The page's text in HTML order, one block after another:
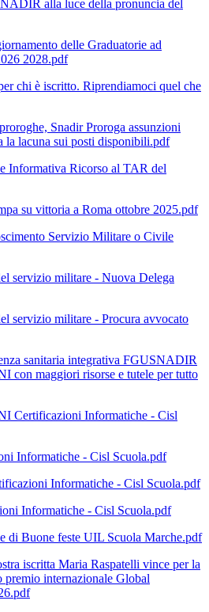
alla luce della pronuncia del
delle Graduatorie ad
2028.pdf
chi è iscritto. Riprendiamoci quel che
Snadir Proroga assunzioni
la lacuna sui posti disponibili.pdf
Informativa Ricorso al TAR del
su vittoria a Roma ottobre 2025.pdf
Servizio Militare o Civile
servizio militare - Nuova Delega
servizio militare - Procura avvocato
sanitaria integrativa FGUSNADIR
con maggiori risorse e tutele per tutto
Certificazioni Informatiche - Cisl
Informatiche - Cisl Scuola.pdf
Informatiche - Cisl Scuola.pdf
Informatiche - Cisl Scuola.pdf
di Buone feste UIL Scuola Marche.pdf
iscritta Maria Raspatelli vince per la
premio internazionale Global